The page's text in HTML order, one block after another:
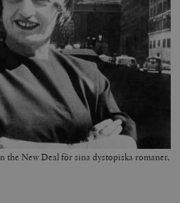
the New Deal för sina dystopiska romaner.